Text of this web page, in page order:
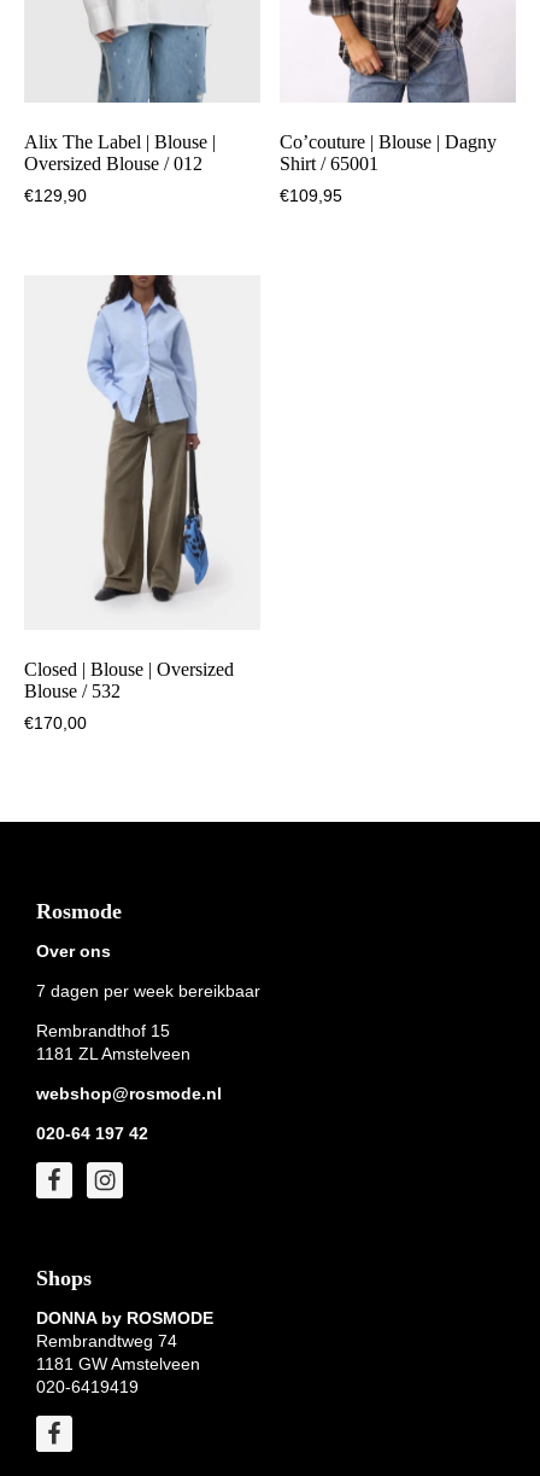
Alix The Label | Blouse |
Oversized Blouse / 012
€129,90
Co’couture | Blouse | Dagny
Shirt / 65001
€109,95
Closed | Blouse | Oversized
Blouse / 532
€170,00
Footer
Rosmode
Over ons
7 dagen per week bereikbaar
Rembrandthof 15
1181 ZL Amstelveen
webshop@rosmode.nl
020-64 197 42
Shops
DONNA by ROSMODE
Rembrandtweg 74
1181 GW Amstelveen
020-6419419